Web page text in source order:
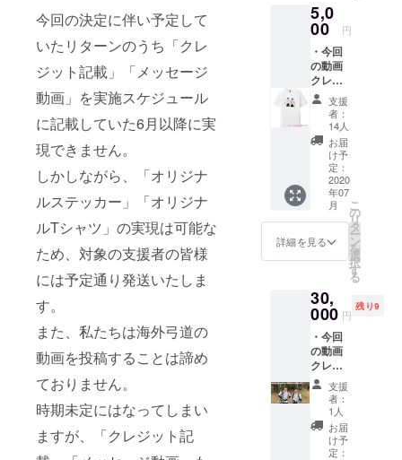
今回の決定に伴い予定して
いたリターンのうち「クレ
ジット記載」「メッセージ
動画」を実施スケジュール
に記載していた6月以降に実
現できません。
しかしながら、「オリジナ
ルステッカー」「オリジナ
ルTシャツ」の実現は可能な
ため、対象の支援者の皆様
には予定通り発送いたしま
す。
また、私たちは海外弓道の
動画を投稿することは諦め
ておりません。
時期未定にはなってしまい
ますが、「クレジット記
ださ
い。指
定がな
い場
合、支
援者様
のフル
ネーム
を記載
致しま
す。 ※
配送物
は日本
の住所
のみ対
応致し
ます。
5,0
00 円
・今回
の動画
クレ
ジット
に支援
者名を
記載 ・
オリジ
ナルス
テッ
カー ・
オリジ
ナルT
シャツ
（白ま
たは
備考欄
にクレ
ジット
記載名
を入力
してく
ださ
い。指
定がな
い場
合、支
援者様
支援
者：
14人
お届
け予
定：
2020
年07
月
詳細を見る
こ
の
リ
タ
ー
ン
を
選
択
す
る
30,
000 円
残り9
・今回
の動画
クレ
ジット
に支援
者名を
記載 ・
オリジ
ナルス
支援
者：
1人
お届
け予
定：